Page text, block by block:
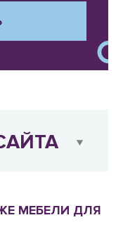
МЕБЕЛИ ДЛЯ